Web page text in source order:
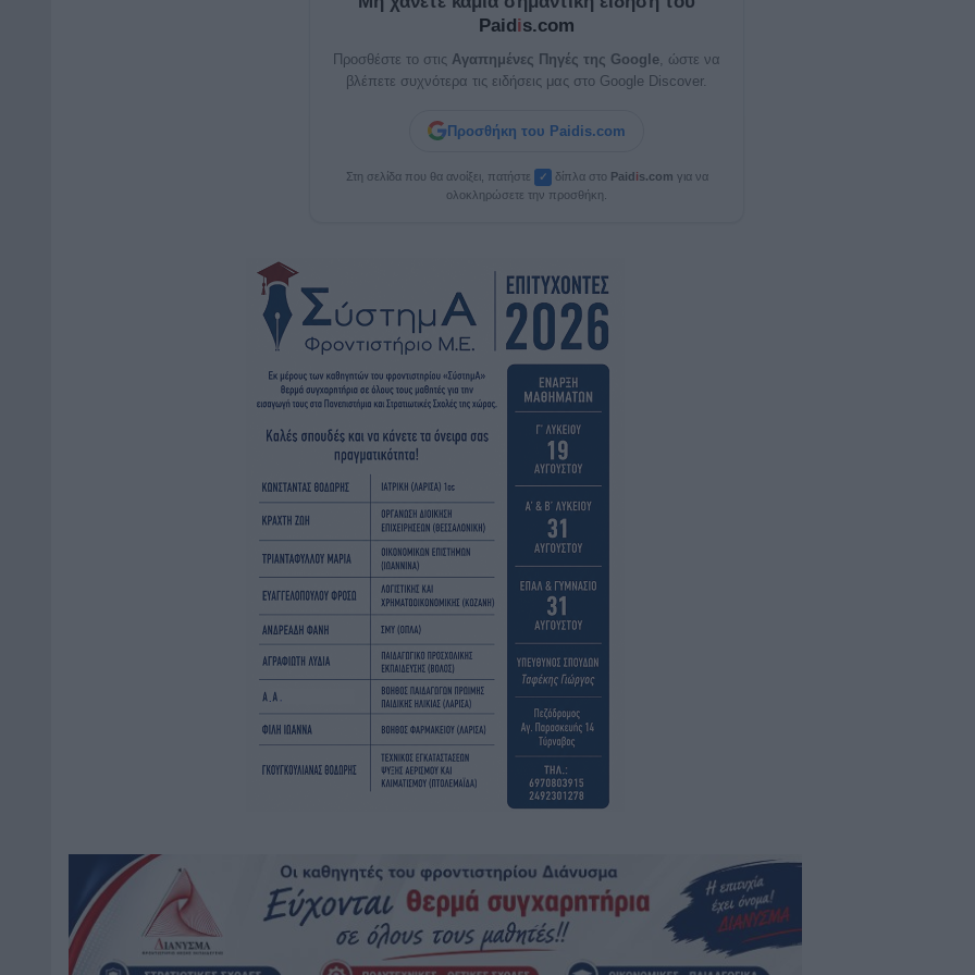
Paidis.com
Προσθέστε το στις Αγαπημένες Πηγές της Google , ώστε να
βλέπετε συχνότερα τις ειδήσεις μας στο Google Discover.
Προσθήκη του Paidis.com
Στη σελίδα που θα ανοίξει, πατήστε ✓ δίπλα στο Paidis.com για να
ολοκληρώσετε την προσθήκη.